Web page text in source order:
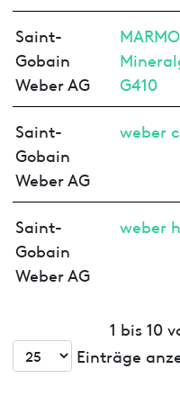
Saint-
Gobain
Weber AG
G410
Saint-
Gobain
Weber AG
weber
Saint-
Gobain
Weber AG
weber
1 bis 10
Einträge